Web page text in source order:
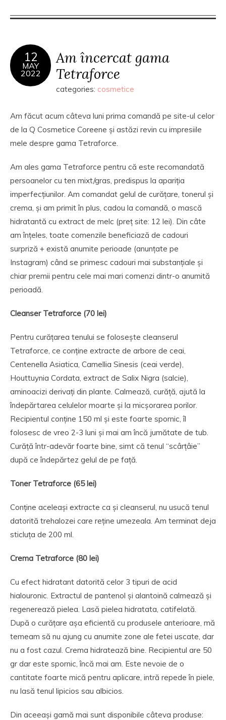
12
MAY
2022
Am încercat gama
Tetraforce
categories: cosmetice
Am făcut acum câteva luni prima comandă pe site-ul celor
de la Q Cosmetice Coreene și astăzi revin cu impresiile
mele despre gama Tetraforce.
Am ales gama Tetraforce pentru că este recomandată
persoanelor cu ten mixt/gras, predispus la apariția
imperfecțiunilor. Am comandat gelul de curățare, tonerul și
crema, și am primit în plus, cadou la comandă, o mască
hidratantă cu extract de melc (preț site: 12 lei). Din câte
am înțeles, toate comenzile beneficiază de cadouri
surpriză + există anumite perioade (anunțate pe
Instagram) când se primesc cadouri mai substanțiale și
chiar premii pentru cele mai mari comenzi dintr-o anumită
perioadă.
Cleanser Tetraforce (70 lei)
Pentru curățarea tenului se folosește cleanserul
Tetraforce, ce conține extracte de arbore de ceai,
Centenella Asiatica, Camellia Sinesis (ceai verde),
Houttuynia Cordata, extract de Salix Nigra (salcie),
aminoacizi derivați din plante. Calmează, curăță, ajută la
îndepărtarea celulelor moarte și la micșorarea porilor.
Recipientul conține 150 ml și este foarte spornic, îl
folosesc de vreo 2-3 luni și mai am încă jumătate de tub.
Curăță într-adevăr foarte bine, simt că tenul “scârțâie”
după ce îndepărtez gelul de pe față.
Toner Tetraforce (65 lei)
Conține aceleași extracte ca și cleanserul, nu usucă tenul
datorită trehalozei care reține umezeala. Am terminat deja
sticluța de 200 ml.
Crema Tetraforce (80 lei)
Cu efect hidratant datorită celor 3 tipuri de acid
hialouronic. Extractul de pantenol și alantoină calmează și
regenerează pielea. Lasă pielea hidratata, catifelată.
După o curățare așa eficientă cu produsele anterioare, mă
temeam să nu ajung cu anumite zone ale fetei uscate, dar
nu a fost cazul. Crema hidratează bine. Recipientul are 50
gr dar este spornic, încă mai am. Este nevoie de o
cantitate foarte mică pentru aplicare, intră repede în piele,
nu lasă tenul lipicios sau albicios.
Din aceeași gamă mai sunt disponibile câteva produse: